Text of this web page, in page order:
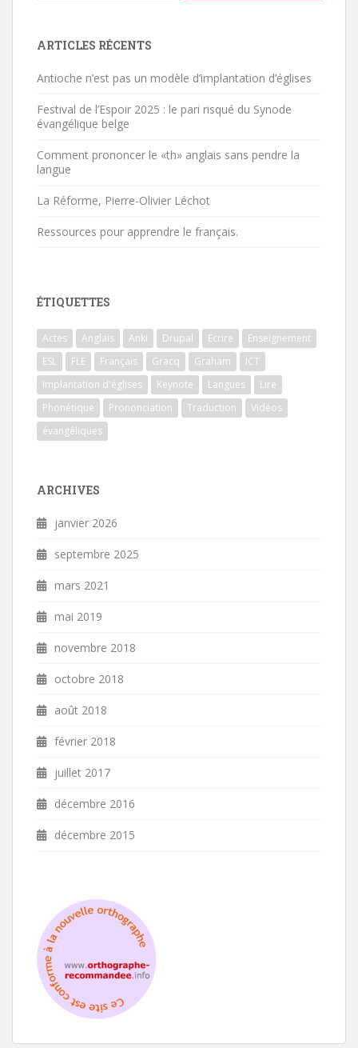
ARTICLES RÉCENTS
Antioche n’est pas un modèle d’implantation d’églises
Festival de l’Espoir 2025 : le pari risqué du Synode
évangélique belge
Comment prononcer le «th» anglais sans pendre la
langue
La Réforme, Pierre-Olivier Léchot
Ressources pour apprendre le français.
ÉTIQUETTES
Actes Anglais Anki Drupal Ecrire
Enseignement
ESL
FLE Français Gracq Graham
ICT
Implantation d'églises
Keynote Langues
Lire
Phonétique
Prononciation Traduction
Vidéos
évangéliques
ARCHIVES
janvier 2026
septembre 2025
mars 2021
mai 2019
novembre 2018
octobre 2018
août 2018
février 2018
juillet 2017
décembre 2016
décembre 2015